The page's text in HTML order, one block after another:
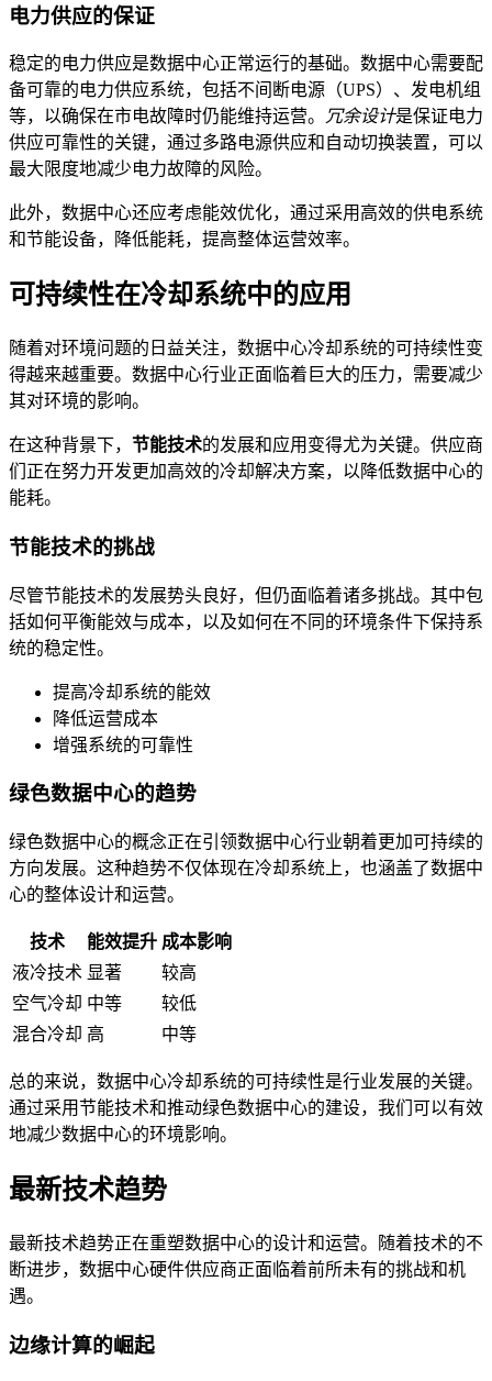
电力供应的保证
稳定的电力供应是数据中心正常运行的基础。数据中心需要配
备可靠的电力供应系统，包括不间断电源（UPS）、发电机组
等，以确保在市电故障时仍能维持运营。 冗余设计是保证电力
供应可靠性的关键，通过多路电源供应和自动切换装置，可以
最大限度地减少电力故障的风险。
此外，数据中心还应考虑能效优化，通过采用高效的供电系统
和节能设备，降低能耗，提高整体运营效率。
可持续性在冷却系统中的应用
随着对环境问题的日益关注，数据中心冷却系统的可持续性变
得越来越重要。数据中心行业正面临着巨大的压力，需要减少
其对环境的影响。
在这种背景下， 节能技术的发展和应用变得尤为关键。供应商
们正在努力开发更加高效的冷却解决方案，以降低数据中心的
能耗。
节能技术的挑战
尽管节能技术的发展势头良好，但仍面临着诸多挑战。其中包
括如何平衡能效与成本，以及如何在不同的环境条件下保持系
统的稳定性。
提高冷却系统的能效
降低运营成本
增强系统的可靠性
绿色数据中心的趋势
绿色数据中心的概念正在引领数据中心行业朝着更加可持续的
方向发展。这种趋势不仅体现在冷却系统上，也涵盖了数据中
心的整体设计和运营。
技术 能效提升 成本影响
液冷技术 显著
较高
空气冷却 中等
较低
混合冷却 高 中等
总的来说，数据中心冷却系统的可持续性是行业发展的关键。
通过采用节能技术和推动绿色数据中心的建设，我们可以有效
地减少数据中心的环境影响。
最新技术趋势
最新技术趋势正在重塑数据中心的设计和运营。随着技术的不
断进步，数据中心硬件供应商正面临着前所未有的挑战和机
遇。
边缘计算的崛起